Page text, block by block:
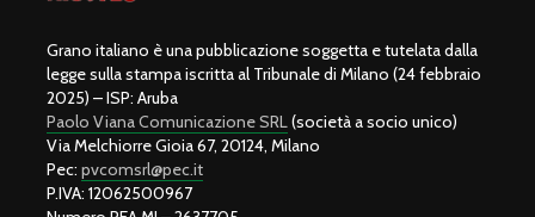
Grano italiano è una pubblicazione soggetta e tutelata dalla
legge sulla stampa iscritta al Tribunale di Milano (24 febbraio
2025) – ISP: Aruba
Paolo Viana Comunicazione SRL(società a socio unico)
Via Melchiorre Gioia 67, 20124, Milano
Pec: pvcomsrl@pec.it
P.IVA: 12062500967